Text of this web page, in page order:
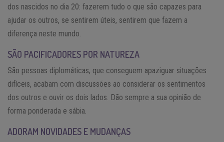
dos nascidos no dia 20: fazerem tudo o que são capazes para
ajudar os outros, se sentirem úteis, sentirem que fazem a
diferença neste mundo.
SÃO PACIFICADORES POR NATUREZA
São pessoas diplomáticas, que conseguem apaziguar situações
difíceis, acabam com discussões ao considerar os sentimentos
dos outros e ouvir os dois lados. Dão sempre a sua opinião de
forma ponderada e sábia.
ADORAM NOVIDADES E MUDANÇAS